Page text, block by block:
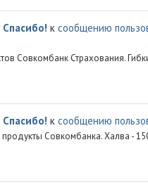
Спасибо! к сообщению
Совкомбанк Страхования.
Спасибо! к сообщению
Совкомбанка. Халва -